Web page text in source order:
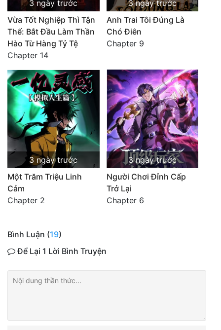
3 ngày trước
Vừa Tốt Nghiệp Thì Tận
Thế: Bắt Đầu Làm Thần
Hào Từ Hàng Tỷ Tệ
Chapter 14
3 ngày trước
Anh Trai Tôi Đúng Là
Chó Điên
Chapter 9
3 ngày trước
Một Trăm Triệu Linh
Cảm
Chapter 2
3 ngày trước
Người Chơi Đỉnh Cấp
Trở Lại
Chapter 6
Bình Luận (19)
Để Lại 1 Lời Bình Truyện